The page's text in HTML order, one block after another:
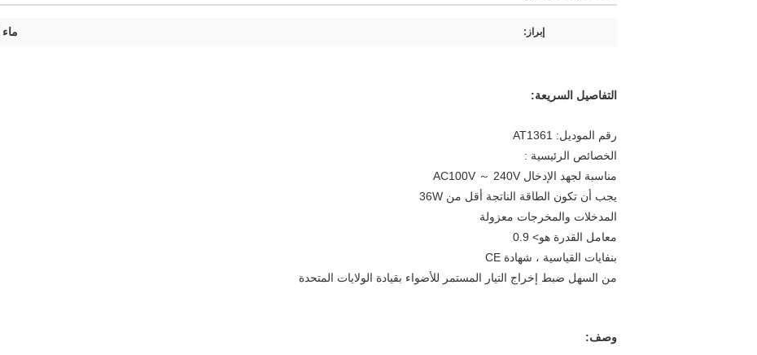
إبراز:
التفاصيل السريعة:
رقم الموديل: AT1361
الخصائص الرئيسية :
مناسبة لجهد الإدخال AC100V ～ 240V
يجب أن تكون الطاقة الناتجة أقل من 36W
المدخلات والمخرجات معزولة
معامل القدرة هو> 0.9
بنفايات القياسية ، شهادة CE
من السهل ضبط إخراج التيار المستمر للأضواء بقيادة الولايات المتحدة
وصف: